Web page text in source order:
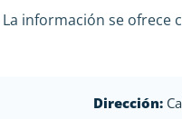
La información se ofrece
Dirección: